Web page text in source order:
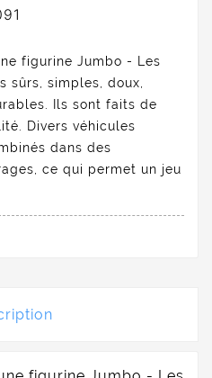
figurine Jumbo - Les
sûrs, simples, doux,
Ils sont faits de
Divers véhicules
dans des
ce qui permet un jeu